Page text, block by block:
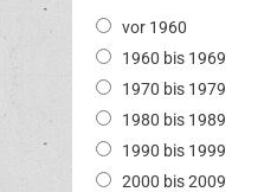
vor 1960
1960 bis 1969
1970 bis 1979
1980 bis 1989
1990 bis 1999
2000 bis 2009